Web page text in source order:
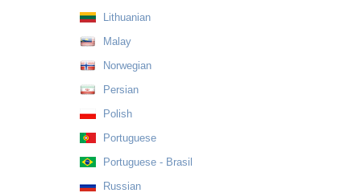
Lithuanian
Malay
Norwegian
Persian
Polish
Portuguese
Portuguese - Brasil
Russian